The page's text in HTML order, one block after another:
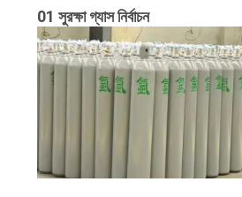
01 সুরক্ষা গ্যাস নির্বাচন